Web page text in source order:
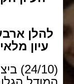
להלן
עיון
(24/